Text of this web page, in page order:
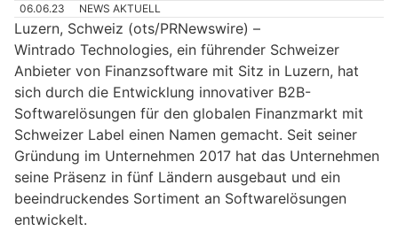
06.06.23 NEWS AKTUELL
Luzern, Schweiz (ots/PRNewswire) –
Wintrado Technologies, ein führender Schweizer
Anbieter von Finanzsoftware mit Sitz in Luzern, hat
sich durch die Entwicklung innovativer B2B-
Softwarelösungen für den globalen Finanzmarkt mit
Schweizer Label einen Namen gemacht. Seit seiner
Gründung im Unternehmen 2017 hat das Unternehmen
seine Präsenz in fünf Ländern ausgebaut und ein
beeindruckendes Sortiment an Softwarelösungen
entwickelt.